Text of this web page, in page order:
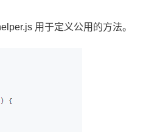
用于定义公用的方法。